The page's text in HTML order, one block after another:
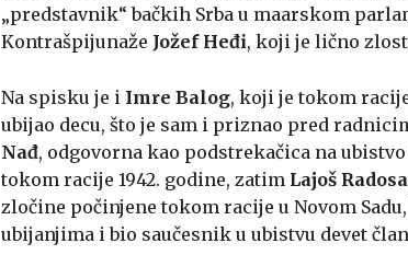
„predstavnik“ bačkih Srba u maarskom
Kontrašpijunaže Jožef Heđi, koji je lično
Na spisku je i Imre Balog, koji je tokom
ubijao decu, što je sam i priznao pred
Nađ, odgovorna kao podstrekačica na
tokom racije 1942. godine, zatim Lajoš
zločine počinjene tokom racije u Novom Sadu,
ubijanjima i bio saučesnik u ubistvu devet